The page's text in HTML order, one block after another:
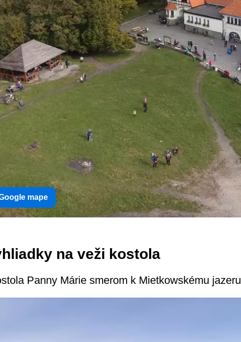
mape
na veži kostola
Panny Márie smerom k Mietkowskému ja­zeru